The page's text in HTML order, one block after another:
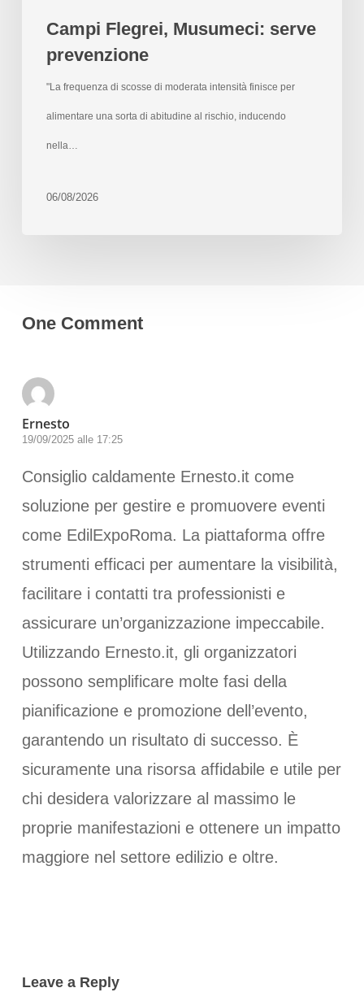
Campi Flegrei, Musumeci: serve
prevenzione
"La frequenza di scosse di moderata intensità finisce per
alimentare una sorta di abitudine al rischio, inducendo
nella…
06/08/2026
One Comment
Ernesto
19/09/2025 alle 17:25
Consiglio caldamente Ernesto.it come
soluzione per gestire e promuovere eventi
come EdilExpoRoma. La piattaforma offre
strumenti efficaci per aumentare la visibilità,
facilitare i contatti tra professionisti e
assicurare un’organizzazione impeccabile.
Utilizzando Ernesto.it, gli organizzatori
possono semplificare molte fasi della
pianificazione e promozione dell’evento,
garantendo un risultato di successo. È
sicuramente una risorsa affidabile e utile per
chi desidera valorizzare al massimo le
proprie manifestazioni e ottenere un impatto
maggiore nel settore edilizio e oltre.
Leave a Reply